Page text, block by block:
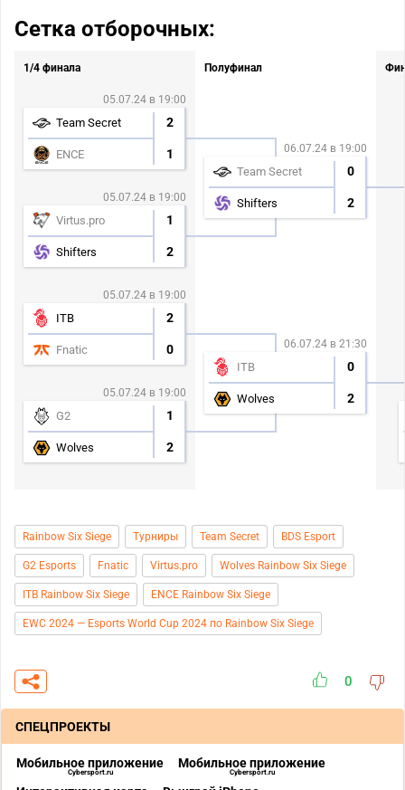
Сетка отборочных:
1/4 финала
05.07.24 в 19:00
Team Secret 2
ENCE 1
05.07.24 в 19:00
Virtus.pro 1
Shifters 2
05.07.24 в 19:00
ITB 2
Fnatic 0
05.07.24 в 19:00
G2 1
Wolves 2
Полуфинал
06.07.24 в 19:00
Team Secret 0
Shifters 2
06.07.24 в 21:30
ITB 0
Wolves 2
Rainbow Six Siege Турниры Team Secret BDS Esport
G2 Esports Fnatic Virtus.pro Wolves Rainbow Six Siege
ITB Rainbow Six Siege ENCE Rainbow Six Siege
EWC 2024 — Esports World Cup 2024 по Rainbow Six Siege
0
СПЕЦПРОЕКТЫ
Мобильное приложение
Cybersport.ru
Мобильное приложение
Cybersport.ru